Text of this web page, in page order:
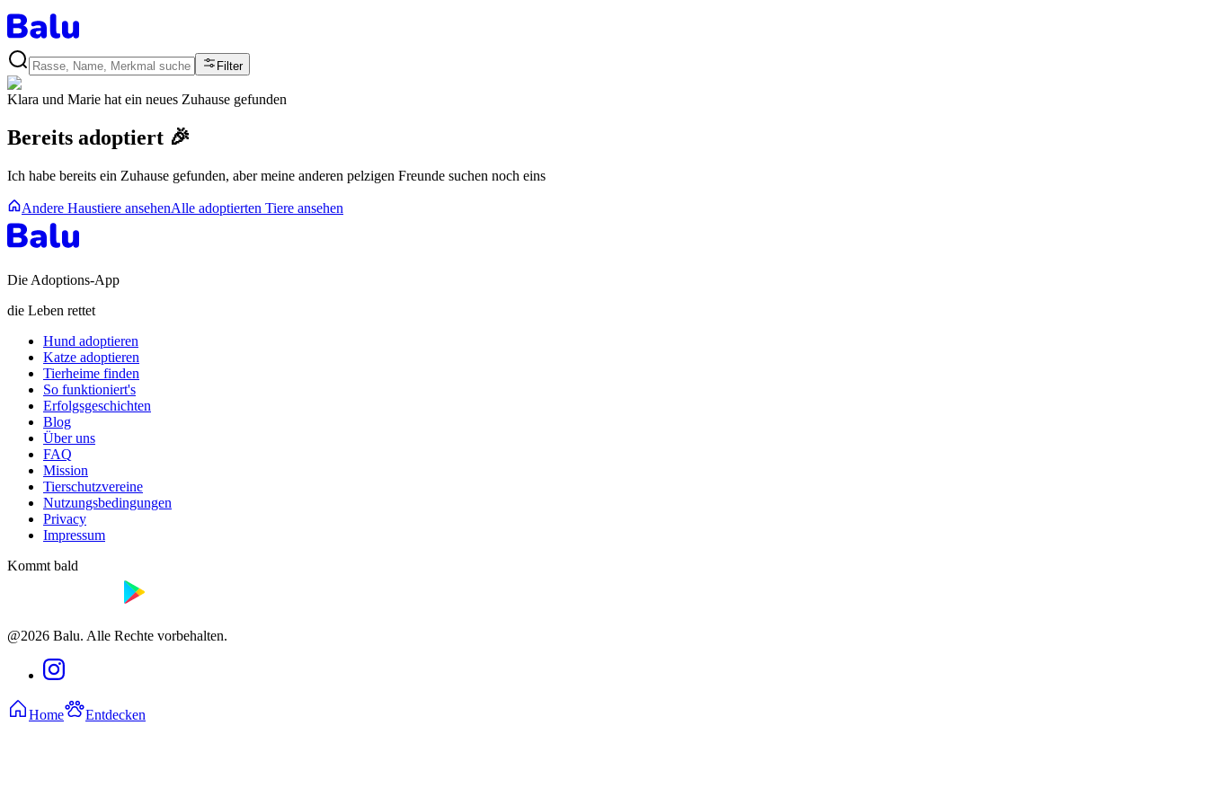
Filter
Klara und Marie hat ein neues Zuhause gefunden
Bereits adoptiert 🎉
Ich habe bereits ein Zuhause gefunden, aber meine anderen pelzigen Freunde suchen noch eins
Andere Haustiere ansehenAlle adoptierten Tiere ansehen
Die Adoptions-App
die Leben rettet
Hund adoptieren
Katze adoptieren
Tierheime finden
So funktioniert's
Erfolgsgeschichten
Blog
Über uns
FAQ
Mission
Tierschutzvereine
Nutzungsbedingungen
Privacy
Impressum
Kommt bald
@2026 Balu. Alle Rechte vorbehalten.
Home Entdecken